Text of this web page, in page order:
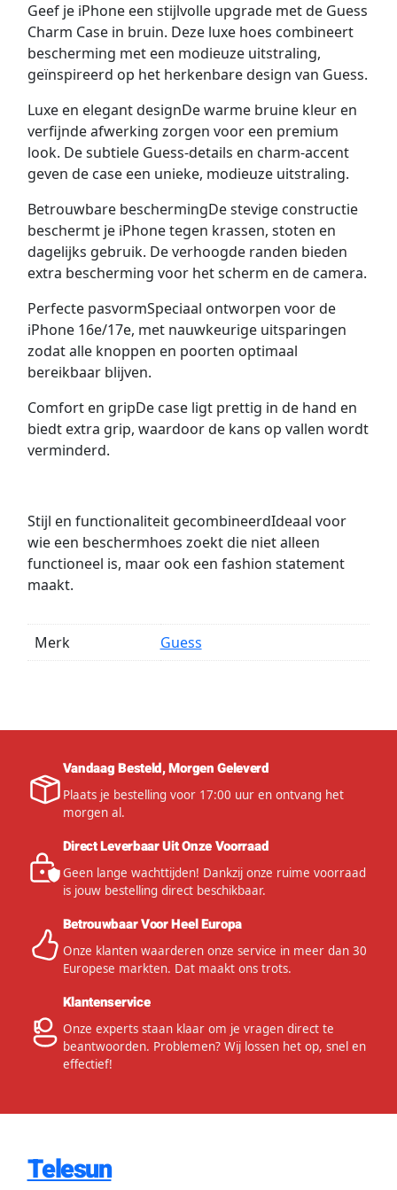
Geef je iPhone een stijlvolle upgrade met de Guess
Charm Case in bruin. Deze luxe hoes combineert
bescherming met een modieuze uitstraling,
geïnspireerd op het herkenbare design van Guess.
Luxe en elegant designDe warme bruine kleur en
verfijnde afwerking zorgen voor een premium
look. De subtiele Guess-details en charm-accent
geven de case een unieke, modieuze uitstraling.
Betrouwbare beschermingDe stevige constructie
beschermt je iPhone tegen krassen, stoten en
dagelijks gebruik. De verhoogde randen bieden
extra bescherming voor het scherm en de camera.
Perfecte pasvormSpeciaal ontworpen voor de
iPhone 16e/17e, met nauwkeurige uitsparingen
zodat alle knoppen en poorten optimaal
bereikbaar blijven.
Comfort en gripDe case ligt prettig in de hand en
biedt extra grip, waardoor de kans op vallen wordt
verminderd.
Stijl en functionaliteit gecombineerdIdeaal voor
wie een beschermhoes zoekt die niet alleen
functioneel is, maar ook een fashion statement
maakt.
Merk Guess
Vandaag Besteld, Morgen Geleverd
Plaats je bestelling voor 17:00 uur en ontvang het
morgen al.
Direct Leverbaar Uit Onze Voorraad
Geen lange wachttijden! Dankzij onze ruime voorraad
is jouw bestelling direct beschikbaar.
Betrouwbaar Voor Heel Europa
Onze klanten waarderen onze service in meer dan 30
Europese markten. Dat maakt ons trots.
Klantenservice
Onze experts staan klaar om je vragen direct te
beantwoorden. Problemen? Wij lossen het op, snel en
effectief!
Telesun